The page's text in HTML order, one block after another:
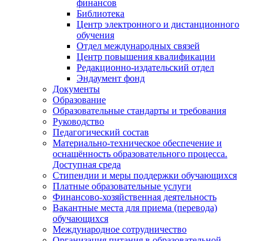
финансов
Библиотека
Центр электронного и дистанционного
обучения
Отдел международных связей
Центр повышения квалификации
Редакционно-издательский отдел
Эндаумент фонд
Документы
Образование
Образовательные стандарты и требования
Руководство
Педагогический состав
Материально-техническое обеспечение и
оснащённость образовательного процесса.
Доступная среда
Стипендии и меры поддержки обучающихся
Платные образовательные услуги
Финансово-хозяйственная деятельность
Вакантные места для приема (перевода)
обучающихся
Международное сотрудничество